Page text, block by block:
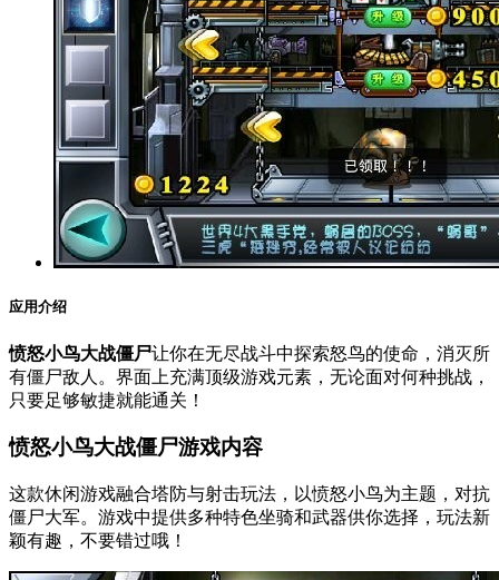
应用介绍
愤怒小鸟大战僵尸让你在无尽战斗中探索怒鸟的使命，消灭所
有僵尸敌人。界面上充满顶级游戏元素，无论面对何种挑战，
只要足够敏捷就能通关！
愤怒小鸟大战僵尸游戏内容
这款休闲游戏融合塔防与射击玩法，以愤怒小鸟为主题，对抗
僵尸大军。游戏中提供多种特色坐骑和武器供你选择，玩法新
颖有趣，不要错过哦！